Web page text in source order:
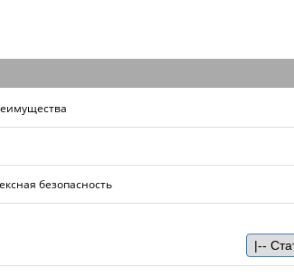
безопасность